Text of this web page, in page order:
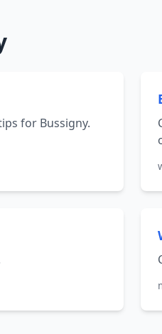
for Bussigny.